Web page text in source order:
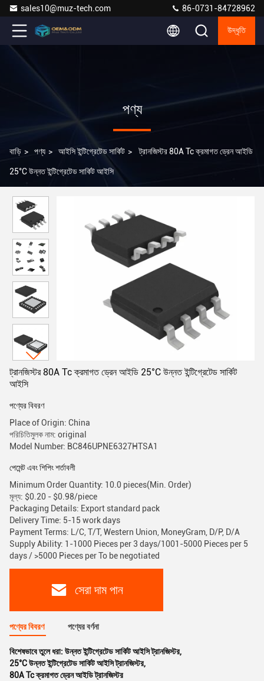
sales10@muz-tech.com 86-0731-84728962
উদ্ধৃতি
পণ্য
বাড়ি > পণ্য > আইসি ইন্টিগ্রেটেড সার্কিট > ট্রানজিস্টর 80A Tc ক্রমাগত ড্রেন আইডি
25°C উন্নত ইন্টিগ্রেটেড সার্কিট আইসি
ট্রানজিস্টর 80A Tc ক্রমাগত ড্রেন আইডি 25°C উন্নত ইন্টিগ্রেটেড সার্কিট
আইসি
পণ্যের বিবরণ
Place of Origin: China
পরিচিতিমুলক নাম: original
Model Number: BC846UPNE6327HTSA1
পেমেন্ট এবং শিপিং শর্তাবলী
Minimum Order Quantity: 10.0 pieces(Min. Order)
মূল্য: $0.20 - $0.98/piece
Packaging Details: Export standard pack
Delivery Time: 5-15 work days
Payment Terms: L/C, T/T, Western Union, MoneyGram, D/P, D/A
Supply Ability: 1-1000 Pieces per 3 days/1001-5000 Pieces per 5
days / >5000 Pieces per To be negotiated
সেরা দাম পান
পণ্যের বিবরণ পণ্যের বর্ণনা
বিশেষভাবে তুলে ধরা: উন্নত ইন্টিগ্রেটেড সার্কিট আইসি ট্রানজিস্টর,
25°C উন্নত ইন্টিগ্রেটেড সার্কিট আইসি ট্রানজিস্টর,
80A Tc ক্রমাগত ড্রেন আইডি ট্রানজিস্টর